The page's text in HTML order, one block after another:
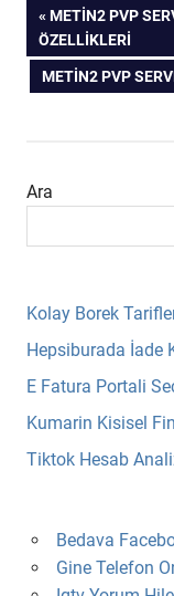
Yazı
gezinmesi
PREVIOUS
POST:
METIN2 PVP
ÖZELLIKLERI
NEXT
METIN2 PVP
Ara
Kolay Borek
Hepsiburada İade
E Fatura Portali
Kumarin Kisisel
Tiktok Hesab
Bedava
Gine Telefon